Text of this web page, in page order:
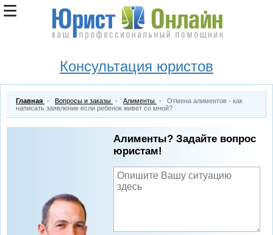
Консультация юристов
Главная Вопросы и заказы Алименты
Отмена алиментов - как
написать заявление если ребенок живет со мной?
Алименты? Задайте вопрос
юристам!